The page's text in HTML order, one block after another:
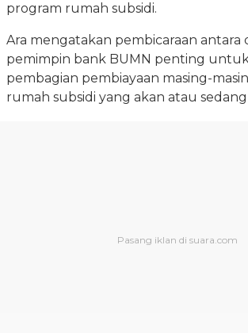
program rumah subsidi.
Ara mengatakan pembicaraan antara
pemimpin bank BUMN penting
pembagian pembiayaan masing-
rumah subsidi yang akan atau